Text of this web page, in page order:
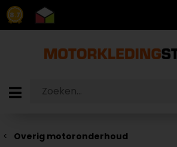
8.7
Overig motoronderhoud